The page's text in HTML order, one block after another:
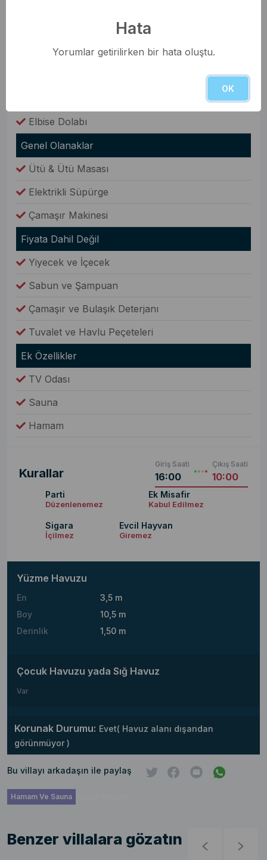
Saç Kurutma Makinesi
Elbise Dolabı
Genel Olanaklar
Ütü & Ütü Masası
Elektrikli Süpürge
Çamaşır Makinesi
Fiyata Dahil Değil
Yiyecek ve İçecek
Sabun ve Şampuan
Çamaşır ve Bulaşık Deterjanı
Tuvalet ve Havlu Peçeteleri
Ek Özellikler
TV Odası
Sauna
Hamam
Kurallar
Giriş Saati
16:00
Çıkış Saati
10:00
Parti
Düzenlenemez
Ek Misafir
Kabul Edilmez
Sigara
İçilmez
Evcil Hayvan
Giremez
Yüzme Havuzu
En
3,5 m
Boy
10,5 m
Derinlik
1,50 m
Çocuk Havuzu yada Sığ Havuz
Var
Korunak Durumu: Evet( Havuz alanı dışarıdan
görünmüyor )
Bu villayı arkadaşın ile paylaş
Hamam Ve Sauna
Benzer villalara gözatın
Hata
Yorumlar getirilirken bir hata oluştu.
OK